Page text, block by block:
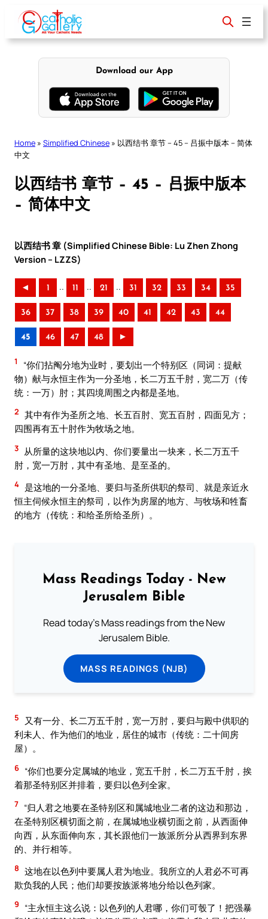
content
Download our App
Home » Simplified Chinese » 以西结书 章节 – 45 – 吕振中版本 – 简体
中文
以西结书 章节 – 45 – 吕振中版本
– 简体中文
以西结书 章 (Simplified Chinese Bible: Lu Zhen Zhong
Version – LZZS)
◄ 1 .. 11 .. 21 .. 31 32 33 34 35
36 37 38 39 40 41 42 43 44
45 46 47 48 ►
1
“你们拈阄分地为业时，要划出一个特别区（同词：提献
物）献与永恒主作为一分圣地，长二万五千肘，宽二万（传
统：一万）肘；其四境周围之内都是圣地。
2 其中有作为圣所之地、长五百肘、宽五百肘，四面见方；
四围再有五十肘作为牧场之地。
3
从所量的这块地以内、你们要量出一块来，长二万五千
肘，宽一万肘，其中有圣地、是至圣的。
4 是这地的一分圣地、要归与圣所供职的祭司、就是亲近永
恒主伺候永恒主的祭司，以作为房屋的地方、与牧场和牲畜
的地方（传统：和给圣所给圣所）。
Mass Readings Today - New
Jerusalem Bible
Read today's Mass readings from the New
Jerusalem Bible.
MASS READINGS (NJB)
5
又有一分、长二万五千肘，宽一万肘，要归与殿中供职的
利未人、作为他们的地业，居住的城市（传统：二十间房
屋）。
6 “你们也要分定属城的地业，宽五千肘，长二万五千肘，挨
着那圣特别区并排着，要归以色列全家。
7 “归人君之地要在圣特别区和属城地业二者的这边和那边，
在圣特别区横切面之前，在属城地业横切面之前，从西面伸
向西，从东面伸向东，其长跟他们一族派所分从西界到东界
的、并行相等。
8 这地在以色列中要属人君为地业。我所立的人君必不可再
欺负我的人民；他们却要按族派将地分给以色列家。
9
“主永恒主这么说：以色列的人君哪，你们可彀了！把强暴